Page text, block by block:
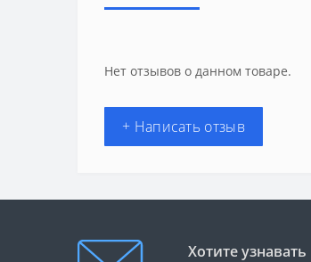
Нет отзывов о данном товаре.
+ Написать отзыв
Хотите